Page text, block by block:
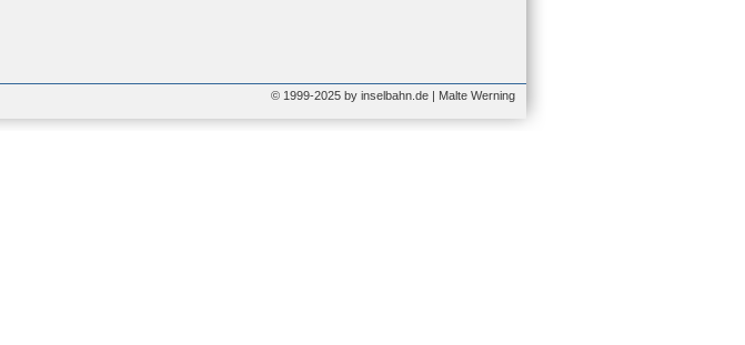
© 1999-2025 by inselbahn.de | Malte Werning